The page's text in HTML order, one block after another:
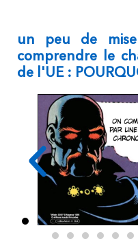
un peu de
comprendre le
de l'UE :